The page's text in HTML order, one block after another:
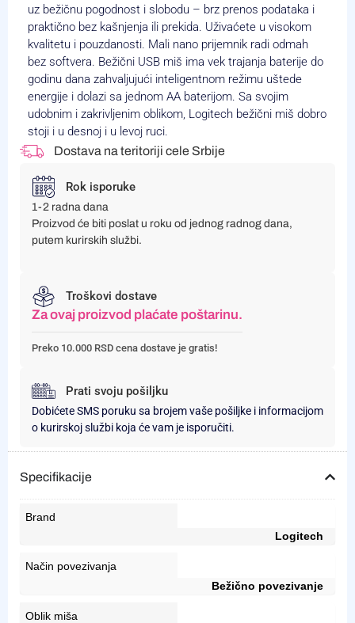
uz bežičnu pogodnost i slobodu – brz prenos podataka i
praktično bez kašnjenja ili prekida. Uživaćete u visokom
kvalitetu i pouzdanosti. Mali nano prijemnik radi odmah
bez softvera. Bežični USB miš ima vek trajanja baterije do
godinu dana zahvaljujući inteligentnom režimu uštede
energije i dolazi sa jednom AA baterijom. Sa svojim
udobnim i zakrivljenim oblikom, Logitech bežični miš dobro
stoji i u desnoj i u levoj ruci.
Dostava na teritoriji cele Srbije
Rok isporuke
1-2 radna dana
Proizvod će biti poslat u roku od jednog radnog dana,
putem kurirskih službi.
Troškovi dostave
Za ovaj proizvod plaćate poštarinu.
Preko 10.000 RSD cena dostave je gratis!
Prati svoju pošiljku
Dobićete SMS poruku sa brojem vaše pošiljke i informacijom
o kurirskoj službi koja će vam je isporučiti.
Specifikacije
Brand
Logitech
Način povezivanja
Bežično povezivanje
Oblik miša